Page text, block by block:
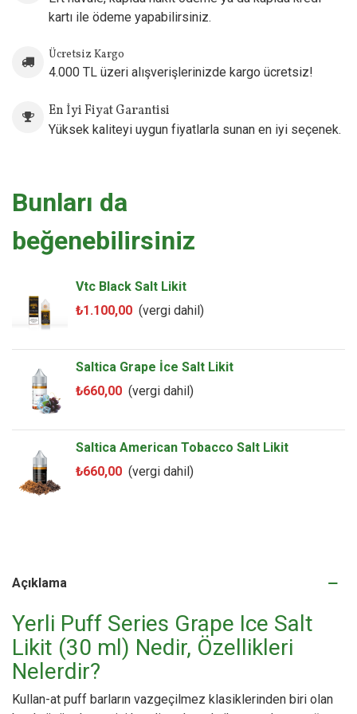
Likit Şişesi
kartı ile ödeme yapabilirsiniz.
Ücretsiz Kargo
4.000 TL üzeri alışverişlerinizde kargo ücretsiz!
En İyi Fiyat Garantisi
Yüksek kaliteyi uygun fiyatlarla sunan en iyi seçenek.
Bunları da
beğenebilirsiniz
Vtc Black Salt Likit
₺1.100,00 (vergi dahil)
Saltica Grape İce Salt Likit
₺660,00 (vergi dahil)
Saltica American Tobacco Salt Likit
₺660,00 (vergi dahil)
Açıklama
Yerli Puff Series Grape Ice Salt
Likit (30 ml) Nedir, Özellikleri
Nelerdir?
Kullan-at puff barların vazgeçilmez klasiklerinden biri olan